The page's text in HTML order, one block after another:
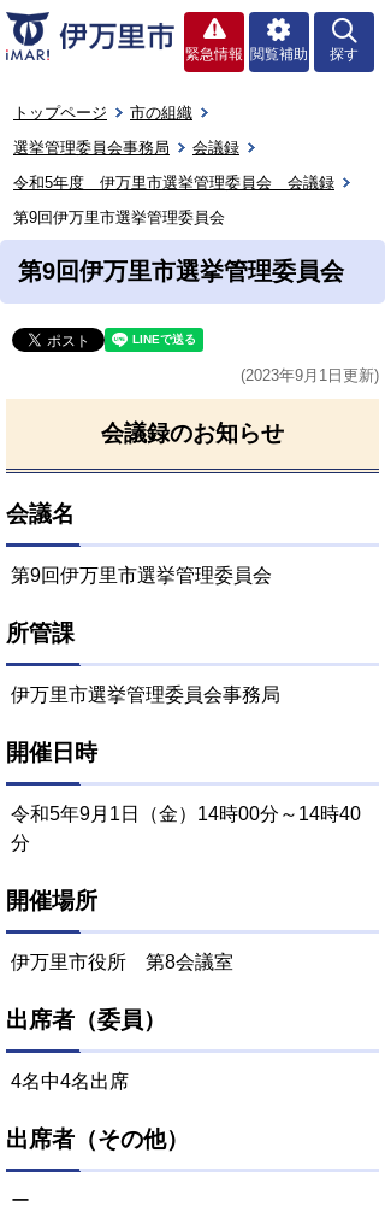
緊急情報 閲覧補助 探す
トップページ
市の組織
選挙管理委員会事務局
会議録
令和5年度 伊万里市選挙管理委員会 会議録
第9回伊万里市選挙管理委員会
第9回伊万里市選挙管理委員会
(2023年9月1日更新)
会議録のお知らせ
会議名
第9回伊万里市選挙管理委員会
所管課
伊万里市選挙管理委員会事務局
開催日時
令和5年9月1日（金）14時00分～14時40
分
開催場所
伊万里市役所 第8会議室
出席者（委員）
4名中4名出席
出席者（その他）
ー